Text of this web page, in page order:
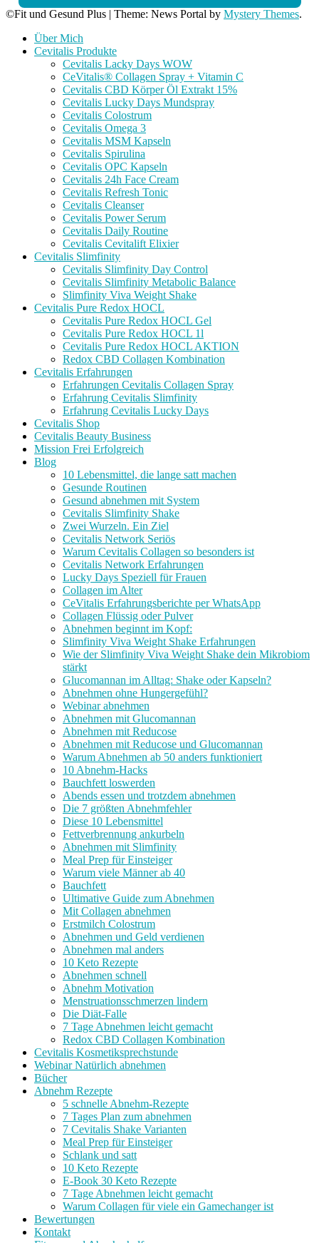
©Fit und Gesund Plus | Theme: News Portal by Mystery Themes.
Über Mich
Cevitalis Produkte
Cevitalis Lacky Days WOW
CeVitalis® Collagen Spray + Vitamin C
Cevitalis CBD Körper Öl Extrakt 15%
Cevitalis Lucky Days Mundspray
Cevitalis Colostrum
Cevitalis Omega 3
Cevitalis MSM Kapseln
Cevitalis Spirulina
Cevitalis OPC Kapseln
Cevitalis 24h Face Cream
Cevitalis Refresh Tonic
Cevitalis Cleanser
Cevitalis Power Serum
Cevitalis Daily Routine
Cevitalis Cevitalift Elixier
Cevitalis Slimfinity
Cevitalis Slimfinity Day Control
Cevitalis Slimfinity Metabolic Balance
Slimfinity Viva Weight Shake
Cevitalis Pure Redox HOCL
Cevitalis Pure Redox HOCL Gel
Cevitalis Pure Redox HOCL 1l
Cevitalis Pure Redox HOCL AKTION
Redox CBD Collagen Kombination
Cevitalis Erfahrungen
Erfahrungen Cevitalis Collagen Spray
Erfahrung Cevitalis Slimfinity
Erfahrung Cevitalis Lucky Days
Cevitalis Shop
Cevitalis Beauty Business
Mission Frei Erfolgreich
Blog
10 Lebensmittel, die lange satt machen
Gesunde Routinen
Gesund abnehmen mit System
Cevitalis Slimfinity Shake
Zwei Wurzeln. Ein Ziel
Cevitalis Network Seriös
Warum Cevitalis Collagen so besonders ist
Cevitalis Network Erfahrungen
Lucky Days Speziell für Frauen
Collagen im Alter
CeVitalis Erfahrungsberichte per WhatsApp
Collagen Flüssig oder Pulver
Abnehmen beginnt im Kopf:
Slimfinity Viva Weight Shake Erfahrungen
Wie der Slimfinity Viva Weight Shake dein Mikrobiom
stärkt
Glucomannan im Alltag: Shake oder Kapseln?
Abnehmen ohne Hungergefühl?
Webinar abnehmen
Abnehmen mit Glucomannan
Abnehmen mit Reducose
Abnehmen mit Reducose und Glucomannan
Warum Abnehmen ab 50 anders funktioniert
10 Abnehm-Hacks
Bauchfett loswerden
Abends essen und trotzdem abnehmen
Die 7 größten Abnehmfehler
Diese 10 Lebensmittel
Fettverbrennung ankurbeln
Abnehmen mit Slimfinity
Meal Prep für Einsteiger
Warum viele Männer ab 40
Bauchfett
Ultimative Guide zum Abnehmen
Mit Collagen abnehmen
Erstmilch Colostrum
Abnehmen und Geld verdienen
Abnehmen mal anders
10 Keto Rezepte
Abnehmen schnell
Abnehm Motivation
Menstruationsschmerzen lindern
Die Diät-Falle
7 Tage Abnehmen leicht gemacht
Redox CBD Collagen Kombination
Cevitalis Kosmetiksprechstunde
Webinar Natürlich abnehmen
Bücher
Abnehm Rezepte
5 schnelle Abnehm-Rezepte
7 Tages Plan zum abnehmen
7 Cevitalis Shake Varianten
Meal Prep für Einsteiger
Schlank und satt
10 Keto Rezepte
E-Book 30 Keto Rezepte
7 Tage Abnehmen leicht gemacht
Warum Collagen für viele ein Gamechanger ist
Bewertungen
Kontakt